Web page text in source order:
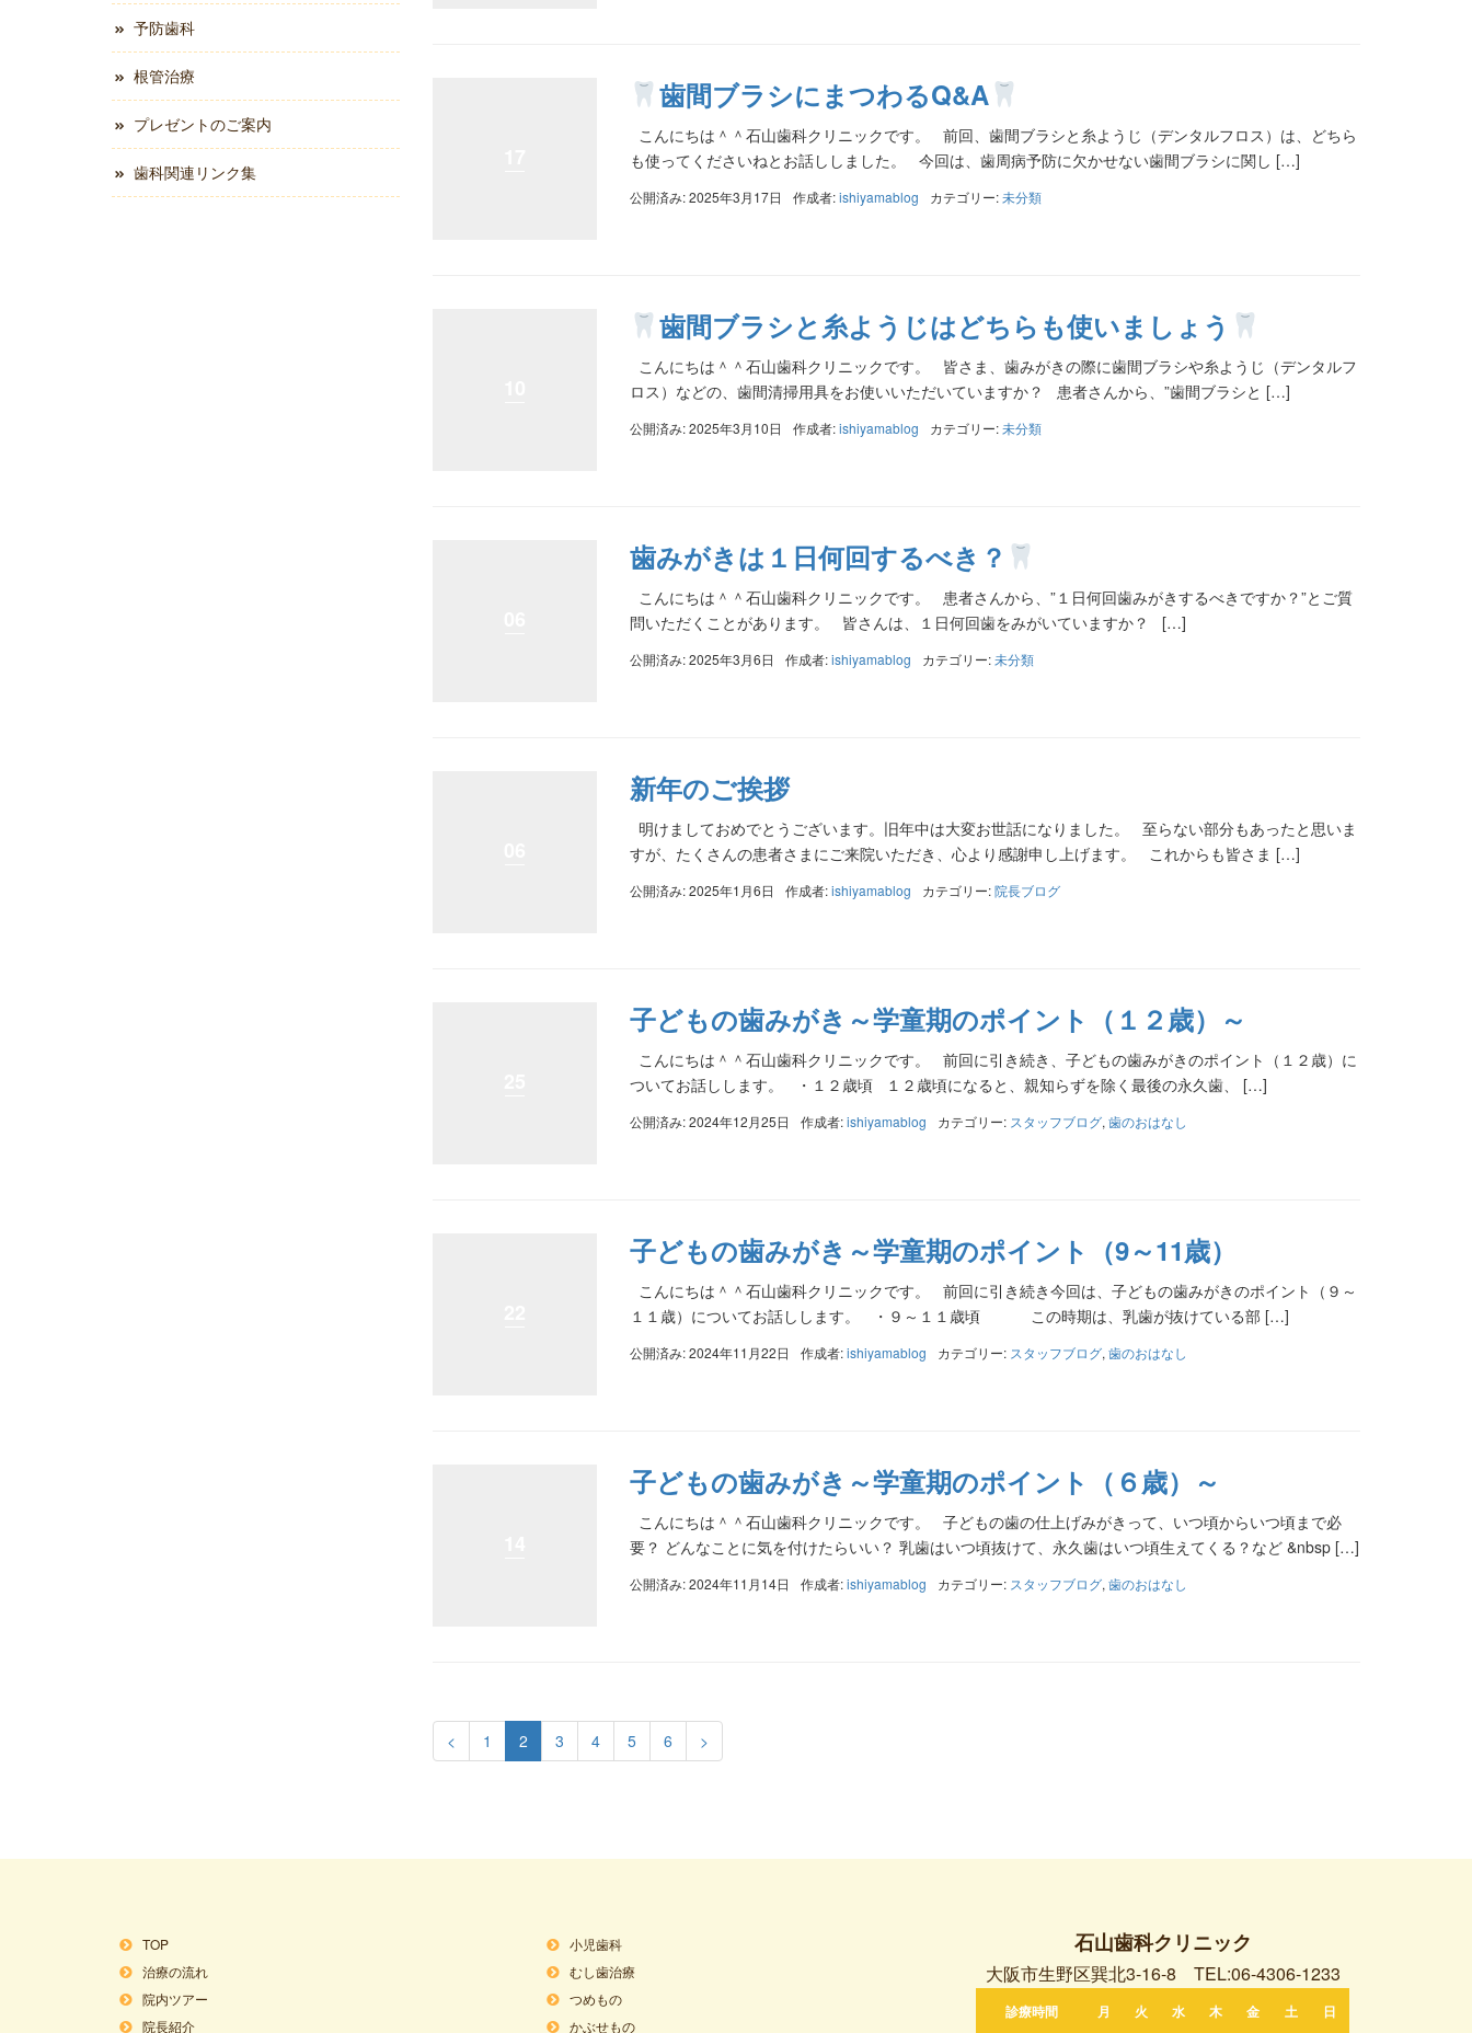
歯間ブラシにまつわるQ&A
こんにちは＾＾石山歯科クリニックです。 前回、歯間ブラシと糸ようじ（デンタルフロス）は、どちら
も使ってくださいねとお話ししました。 今回は、歯周病予防に欠かせない歯間ブラシに関し […]
公開済み: 2025年3月17日 作成者:ishiyamablog カテゴリー:未分類
歯間ブラシと糸ようじはどちらも使いましょう
こんにちは＾＾石山歯科クリニックです。 皆さま、歯みがきの際に歯間ブラシや糸ようじ（デンタルフ
ロス）などの、歯間清掃用具をお使いいただいていますか？ 患者さんから、”歯間ブラシと […]
公開済み: 2025年3月10日 作成者:ishiyamablog カテゴリー:未分類
歯みがきは１日何回するべき？
こんにちは＾＾石山歯科クリニックです。 患者さんから、”１日何回歯みがきするべきですか？”とご質
問いただくことがあります。 皆さんは、１日何回歯をみがいていますか？ […]
公開済み: 2025年3月6日 作成者:ishiyamablog カテゴリー:未分類
新年のご挨拶
明けましておめでとうございます。旧年中は大変お世話になりました。 至らない部分もあったと思いま
すが、たくさんの患者さまにご来院いただき、心より感謝申し上げます。 これからも皆さま […]
公開済み: 2025年1月6日 作成者:ishiyamablog カテゴリー:院長ブログ
子どもの歯みがき～学童期のポイント（１２歳）～
こんにちは＾＾石山歯科クリニックです。 前回に引き続き、子どもの歯みがきのポイント（１２歳）に
ついてお話しします。 ・１２歳頃 １２歳頃になると、親知らずを除く最後の永久歯、 […]
公開済み: 2024年12月25日 作成者:ishiyamablog カテゴリー: スタッフブログ, 歯のおはなし
子どもの歯みがき～学童期のポイント（9～11歳）
こんにちは＾＾石山歯科クリニックです。 前回に引き続き今回は、子どもの歯みがきのポイント（９～
１１歳）についてお話しします。 ・９～１１歳頃 この時期は、乳歯が抜けている部 […]
公開済み: 2024年11月22日 作成者:ishiyamablog カテゴリー: スタッフブログ, 歯のおはなし
子どもの歯みがき～学童期のポイント（６歳）～
こんにちは＾＾石山歯科クリニックです。 子どもの歯の仕上げみがきって、いつ頃からいつ頃まで必
要？ どんなことに気を付けたらいい？ 乳歯はいつ頃抜けて、永久歯はいつ頃生えてくる？など &nbsp […]
公開済み: 2024年11月14日 作成者:ishiyamablog カテゴリー: スタッフブログ, 歯のおはなし
< 1 2 3 4 5 6 >
予防歯科
根管治療
プレゼントのご案内
歯科関連リンク集
TOP
治療の流れ
院内ツアー
院長紹介
小児歯科
むし歯治療
つめもの
かぶせもの
石山歯科クリニック
大阪市生野区巽北3-16-8 TEL:06-4306-1233
診療時間 月 火 水 木 金 土 日